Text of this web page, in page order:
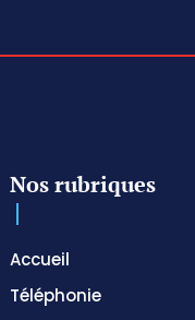
Nos rubriques
Accueil
Téléphonie